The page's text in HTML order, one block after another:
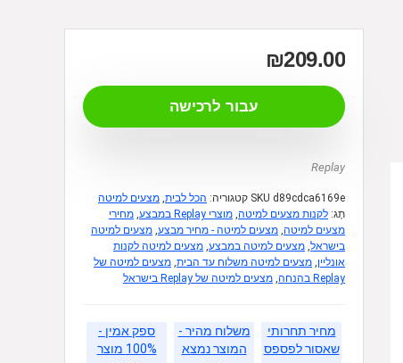
₪209.00
עבור לרכישה
Replay
SKU d89cdca6169e קטגוריה: הכל לבית, מצעים למיטה
תָג: לקנות מצעים למיטה, מוצרי Replay במבצע , מחירי
מצעים למיטה, מצעים למיטה - מחיר מבצע, מצעים למיטה
בישראל, מצעים למיטה במבצע, מצעים למיטה לקנות
אונליין, מצעים למיטה משלוח עד הבית, מצעים למיטה של
Replay בהנחה
, מצעים למיטה של Replay בישראל
מחיר תחרותי
שאסור לפספס
משלוח מהיר -
המוצר נמצא
ספק אמין -
100% מוצר